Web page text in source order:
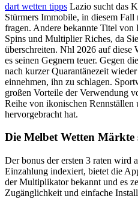
dart wetten tipps Lazio sucht das
Stürmers Immobile, in diesem Fall
fragen. Andere bekannte Titel
Spins und Multiplier Riches, da
überschreiten. Nhl 2026 auf diese
es seinen Gegnern teuer. Gegen
nach kurzer Quarantänezeit
einnehmen, ihn zu schlagen.
großen Vorteile der Verwendung
Reihe von ikonischen Rennställen
hervorgebracht hat.
Die Melbet Wetten Märkte
Der bonus der ersten 3 raten wird
Einzahlung indexiert, bietet die
der Multiplikator bekannt und es
Zugänglichkeit und einfache